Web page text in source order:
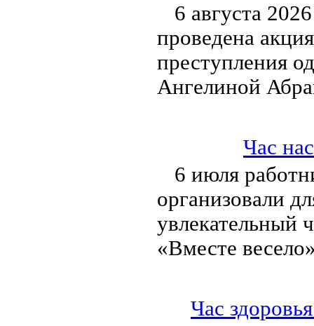
6 августа
проведена
преступления
Ангелиной
Час
6 июля
организовали
увлекательный
«Вместе
Час